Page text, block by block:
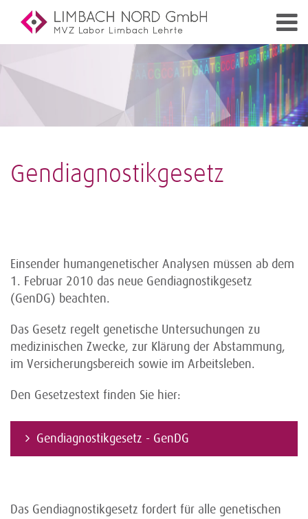
Gendiagnostikgesetz
Einsender humangenetischer Analysen müssen ab dem
1. Februar 2010 das neue Gendiagnostikgesetz
(GenDG) beachten.
Das Gesetz regelt genetische Untersuchungen zu
medizinischen Zwecke, zur Klärung der Abstammung,
im Versicherungsbereich sowie im Arbeitsleben.
Den Gesetzestext finden Sie hier:
Gendiagnostikgesetz - GenDG
Das Gendiagnostikgesetz fordert für alle genetischen